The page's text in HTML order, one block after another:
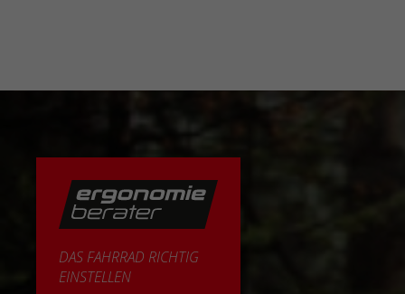
DAS FAHRRAD RICHTIG
EINSTELLEN